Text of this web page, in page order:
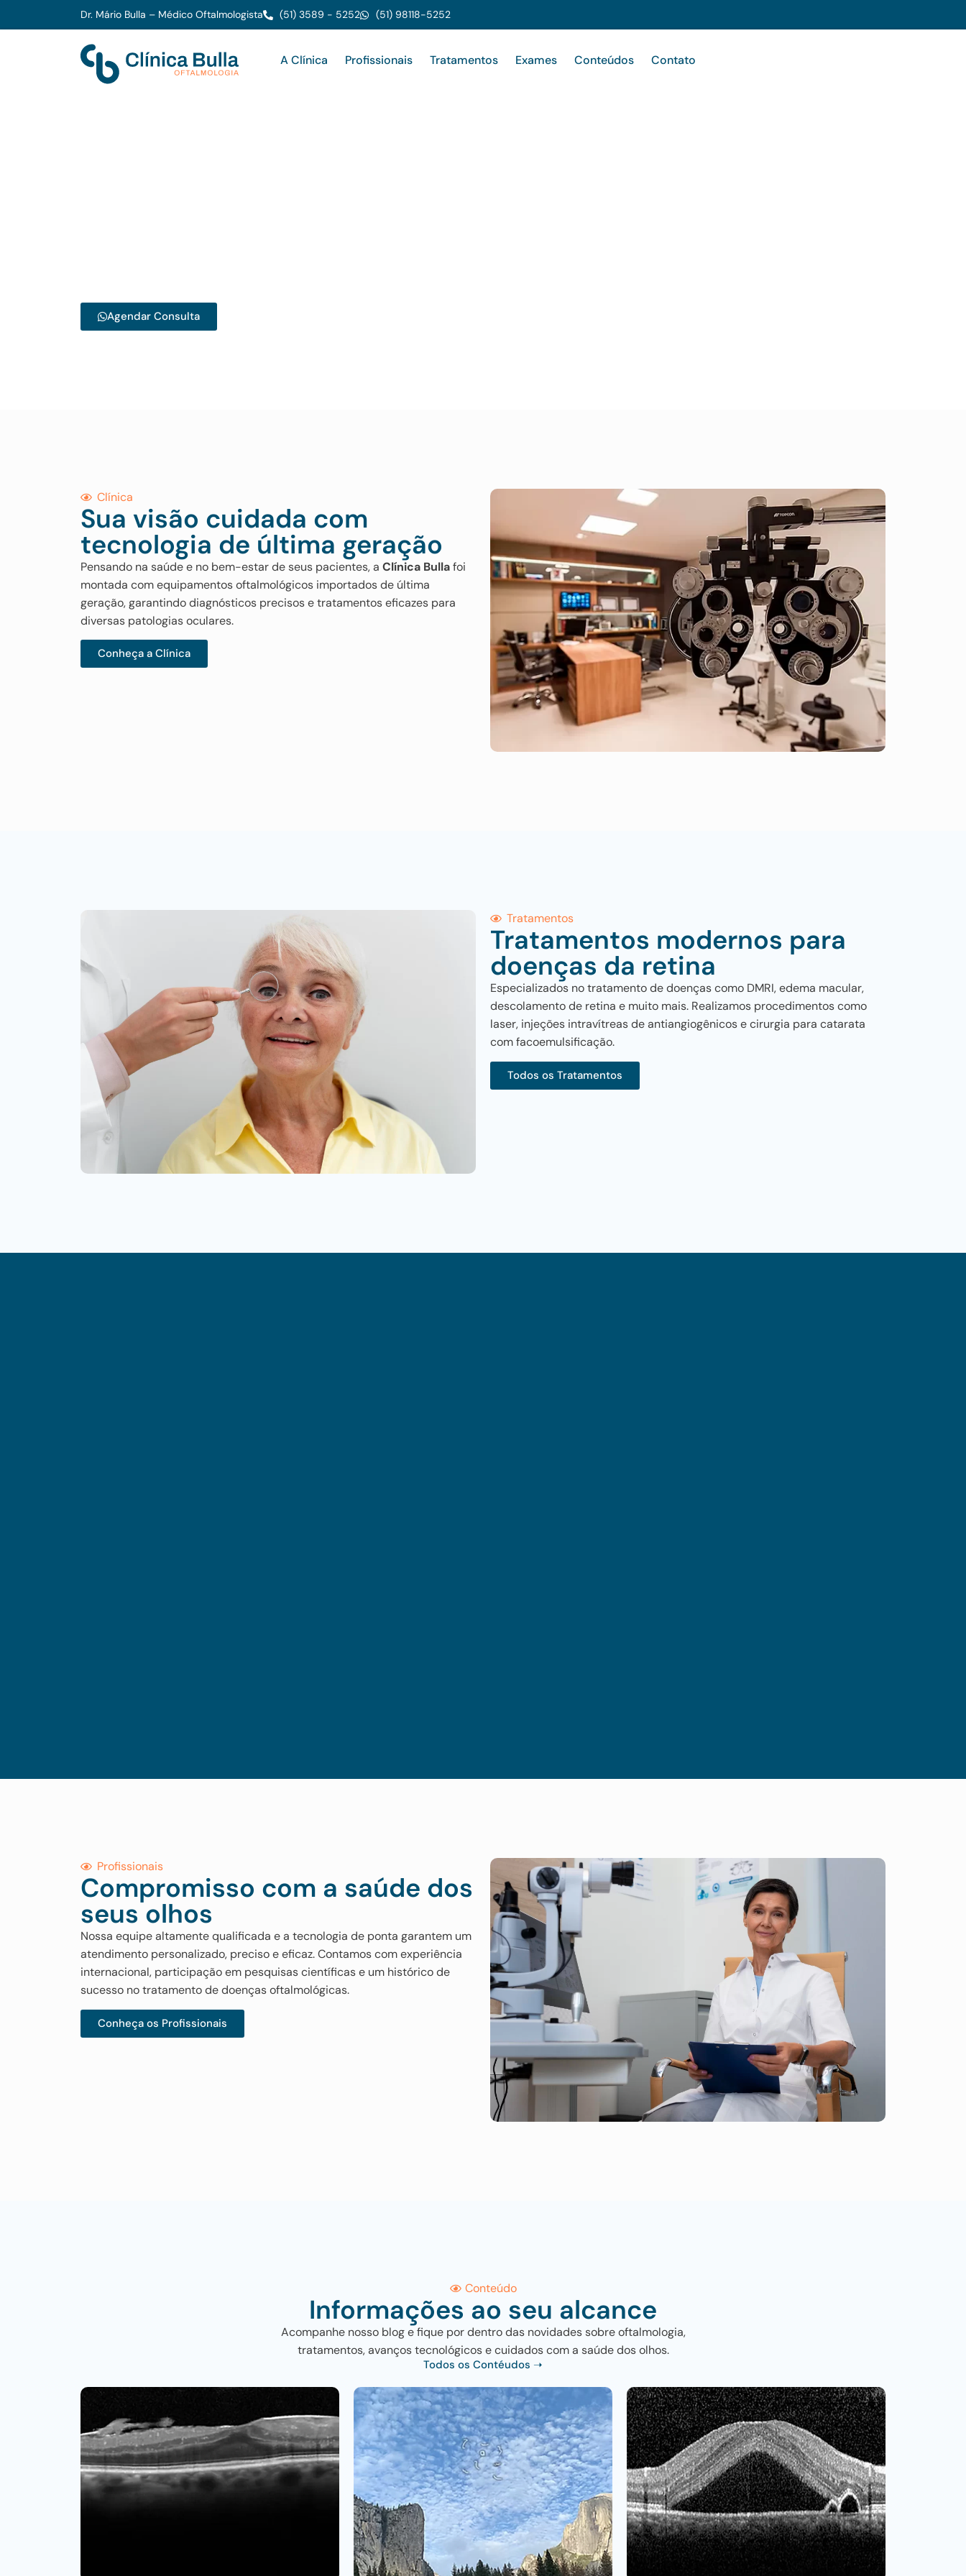
Dr. Mário Bulla – Médico Oftalmologista (51) 3589 - 5252 (51) 98118-5252
A Clínica Profissionais Tratamentos Exames Conteúdos Contato
Agendar Consulta
Clínica
Sua visão cuidada com
tecnologia de última geração
Pensando na saúde e no bem-estar de seus pacientes, a Clínica Bullafoi
montada com equipamentos oftalmológicos importados de última
geração, garantindo diagnósticos precisos e tratamentos eficazes para
diversas patologias oculares.
Conheça a Clínica
Tratamentos
Tratamentos modernos para
doenças da retina
Especializados no tratamento de doenças como DMRI, edema macular,
descolamento de retina e muito mais. Realizamos procedimentos como
laser, injeções intravítreas de antiangiogênicos e cirurgia para catarata
com facoemulsificação.
Todos os Tratamentos
Profissionais
Compromisso com a saúde dos
seus olhos
Nossa equipe altamente qualificada e a tecnologia de ponta garantem um
atendimento personalizado, preciso e eficaz. Contamos com experiência
internacional, participação em pesquisas científicas e um histórico de
sucesso no tratamento de doenças oftalmológicas.
Conheça os Profissionais
Conteúdo
Informações ao seu alcance
Acompanhe nosso blog e fique por dentro das novidades sobre oftalmologia,
tratamentos, avanços tecnológicos e cuidados com a saúde dos olhos.
Todos os Contéudos ➝